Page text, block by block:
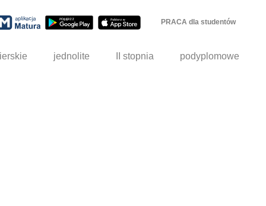
PRACA dla studentów
jednolite II stopnia podyplomowe